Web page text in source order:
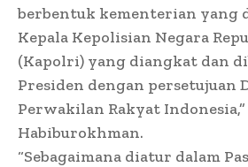
berbentuk kementerian yang
Kepala Kepolisian Negara
(Kapolri) yang diangkat dan
Presiden dengan persetujuan
Perwakilan Rakyat Indonesia,”
Habiburokhman.
“Sebagaimana diatur dalam